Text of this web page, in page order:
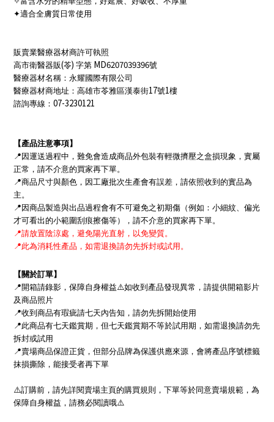
✦適合全膚質日常使用
販賣業醫療器材商許可執照
高市衛醫器販(苓) 字第 MD6207039396號
醫療器材名稱：永耀國際有限公司
醫療器材商地址：高雄市苓雅區漢泰街17號1樓
諮詢專線： 07-3230121
【產品注意事項】
📍 因運送過程中，難免會造成商品外包裝有輕微擠壓之盒損現象，實屬
正常，請不介意的買家再下單。
📍商品尺寸與顏色，因工廠批次生產會有誤差，請依照收到的實品為
主。
📍 因商品製造與出品過程會有不可避免之初期傷（例如：小細紋、偏光
才可看出的小範圍刮痕擦傷等），請不介意的買家再下單。
📍請放置陰涼處，避免陽光直射，以免變質。
📍此為消耗性產品，如需退換請勿先拆封或試用。
【關於訂單】
📍開箱請錄影，保障自身權益⚠如收到產品發現異常，請提供開箱影片
及商品照片
📍收到商品有瑕疵請七天內告知，請勿先拆開始使用
📍此商品有七天鑑賞期，但七天鑑賞期不等於試用期， 如需退換請勿先
拆封或試用
📍賣場商品保證正貨，但部分品牌為保護供應來源，會將產品序號標籤
抹損撕除，能接受者再下單
⚠訂購前，請先詳閱賣場主頁的購買規則，下單等於同意賣場規範，為
保障自身權益，請務必閱讀哦⚠